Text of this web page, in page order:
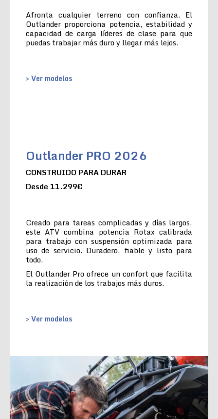
Afronta cualquier terreno con confianza. El
Outlander proporciona potencia, estabilidad y
capacidad de carga líderes de clase para que
puedas trabajar más duro y llegar más lejos.
> Ver modelos
Outlander PRO 2026
CONSTRUIDO PARA DURAR
Desde 11.299€
Creado para tareas complicadas y días largos,
este ATV combina potencia Rotax calibrada
para trabajo con suspensión optimizada para
uso de servicio. Duradero, fiable y listo para
todo.
El Outlander Pro ofrece un confort que facilita
la realización de los trabajos más duros.
> Ver modelos